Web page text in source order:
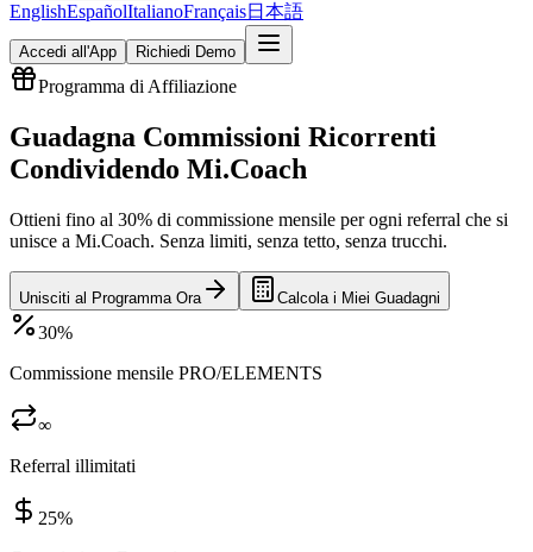
EnglishEspañolItalianoFrançais日本語
Accedi all'App Richiedi Demo
Programma di Affiliazione
Guadagna Commissioni Ricorrenti
Condividendo Mi.Coach
Ottieni fino al 30% di commissione mensile per ogni referral che si
unisce a Mi.Coach. Senza limiti, senza tetto, senza trucchi.
Unisciti al Programma Ora Calcola i Miei Guadagni
30%
Commissione mensile PRO/ELEMENTS
∞
Referral illimitati
25%